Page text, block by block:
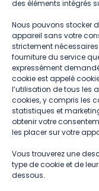
des éléments intégrés
Nous pouvons stocker
appareil sans votre
strictement
fourniture du service
expressément
cookie est appelé
l’utilisation de tous les
cookies, y compris les
statistiques et
obtenir votre
les placer sur votre
Vous trouverez une
type de cookie et de
dessous.